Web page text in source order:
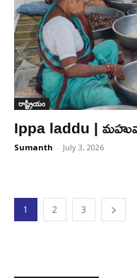
రాష్ట్రీయం
Ippa laddu |
Sumanth - July 3, 2026
1 2 3